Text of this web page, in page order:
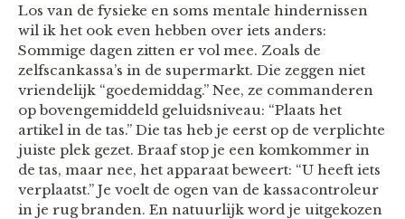
Los van de fysieke en soms mentale hindernissen
wil ik het ook even hebben over iets anders:
Sommige dagen zitten er vol mee. Zoals de
zelfscankassa’s in de supermarkt. Die zeggen niet
vriendelijk “goedemiddag.” Nee, ze commanderen
op bovengemiddeld geluidsniveau: “Plaats het
artikel in de tas.” Die tas heb je eerst op de verplichte
juiste plek gezet. Braaf stop je een komkommer in
de tas, maar nee, het apparaat beweert: “U heeft iets
verplaatst.” Je voelt de ogen van de kassacontroleur
in je rug branden. En natuurlijk word je uitgekozen